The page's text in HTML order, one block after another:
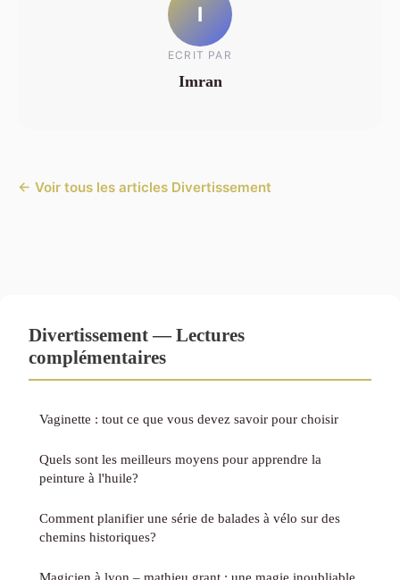
I
ECRIT PAR
Imran
← Voir tous les articles Divertissement
Divertissement — Lectures
complémentaires
Vaginette : tout ce que vous devez savoir pour choisir
Quels sont les meilleurs moyens pour apprendre la
peinture à l'huile?
Comment planifier une série de balades à vélo sur des
chemins historiques?